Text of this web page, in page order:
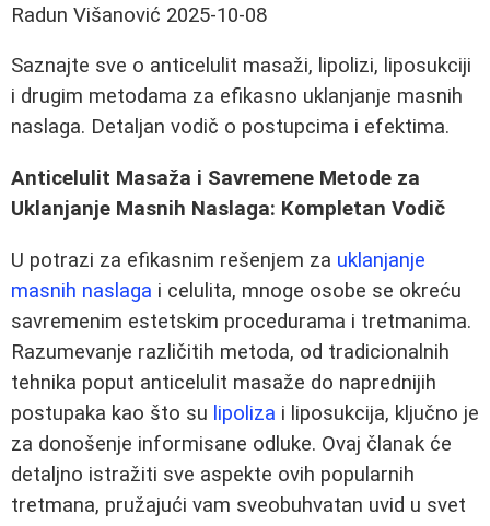
Radun Višanović 2025-10-08
Saznajte sve o anticelulit masaži, lipolizi, liposukciji
i drugim metodama za efikasno uklanjanje masnih
naslaga. Detaljan vodič o postupcima i efektima.
Anticelulit Masaža i Savremene Metode za
Uklanjanje Masnih Naslaga: Kompletan Vodič
U potrazi za efikasnim rešenjem za uklanjanje
masnih naslaga i celulita, mnoge osobe se okreću
savremenim estetskim procedurama i tretmanima.
Razumevanje različitih metoda, od tradicionalnih
tehnika poput anticelulit masaže do naprednijih
postupaka kao što su lipoliza i liposukcija, ključno je
za donošenje informisane odluke. Ovaj članak će
detaljno istražiti sve aspekte ovih popularnih
tretmana, pružajući vam sveobuhvatan uvid u svet